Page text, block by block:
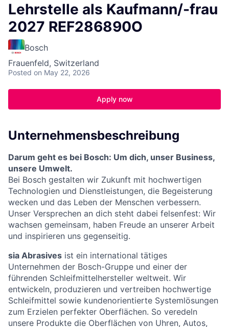
Lehrstelle als Kaufmann/-frau
2027 REF286890O
Bosch
Frauenfeld, Switzerland
Posted on May 22, 2026
Apply now
Unternehmensbeschreibung
Darum geht es bei Bosch: Um dich, unser Business,
unsere Umwelt.
Bei Bosch gestalten wir Zukunft mit hochwertigen
Technologien und Dienstleistungen, die Begeisterung
wecken und das Leben der Menschen verbessern.
Unser Versprechen an dich steht dabei felsenfest: Wir
wachsen gemeinsam, haben Freude an unserer Arbeit
und inspirieren uns gegenseitig.
sia Abrasives ist ein international tätiges
Unternehmen der Bosch-Gruppe und einer der
führenden Schleifmittelhersteller weltweit. Wir
entwickeln, produzieren und vertreiben hochwertige
Schleifmittel sowie kundenorientierte Systemlösungen
zum Erzielen perfekter Oberflächen. So veredeln
unsere Produkte die Oberflächen von Uhren, Autos,